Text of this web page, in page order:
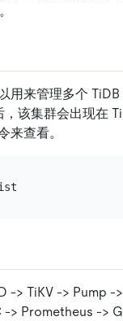
用来管理多个 TiDB
该集群会出现在
来查看。
-> TiKV -> Pump -
> Prometheus ->